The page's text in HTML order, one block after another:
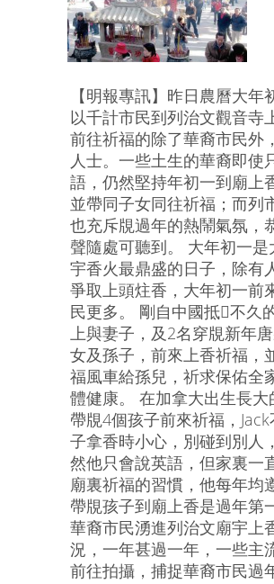
【明報專訊】昨日農曆大年
以千計市民到列治文觀音寺
前往祈福的除了華裔市民外
人士。一些土生的華裔即使
語，仍然堅持年初一到廟上
並帶同子女同往祈福；而列
也充斥覑過年的熱鬧氣氛，
聲隨處可聽到。 大年初一是
宇香火最鼎盛的日子，除有
爭取上頭炷香，大年初一前
民更多。 剛自中國抵不久
上與妻子，及2名穿覑新年
女及孫子，前來上香祈福，
福風車給孫兒，祈求保佑全
體健康。 在加拿大出生長大
帶覑4個孩子前來祈福，
子拿香時小心，別碰到別人
然他只會說英語，但家裏一
廟裏祈福的習慣，他每年均
帶覑孩子到廟上香是過年第
華裔市民湧進列治文廟宇上
況，一年甚過一年，一些主
前往拍攝，捕捉華裔市民過